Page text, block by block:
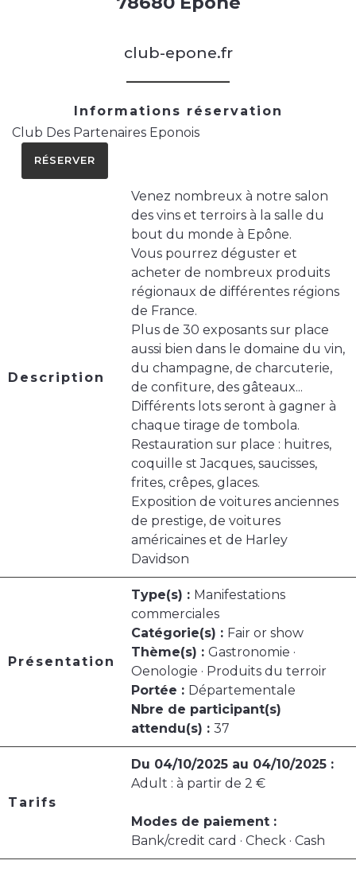
club-epone.fr
Informations réservation
Club Des Partenaires Eponois
RÉSERVER
Description
Venez nombreux à notre salon
des vins et terroirs à la salle du
bout du monde à Epône.
Vous pourrez déguster et
acheter de nombreux produits
régionaux de différentes régions
de France.
Plus de 30 exposants sur place
aussi bien dans le domaine du vin,
du champagne, de charcuterie,
de confiture, des gâteaux...
Différents lots seront à gagner à
chaque tirage de tombola.
Restauration sur place : huitres,
coquille st Jacques, saucisses,
frites, crêpes, glaces.
Exposition de voitures anciennes
de prestige, de voitures
américaines et de Harley
Davidson
Présentation
Type(s) : Manifestations
commerciales
Catégorie(s) : Fair or show
Thème(s) : Gastronomie ·
Oenologie · Produits du terroir
Portée : Départementale
Nbre de participant(s)
attendu(s) : 37
Tarifs
Du 04/10/2025 au 04/10/2025 :
Adult : à partir de 2 €
Modes de paiement :
Bank/credit card · Check · Cash